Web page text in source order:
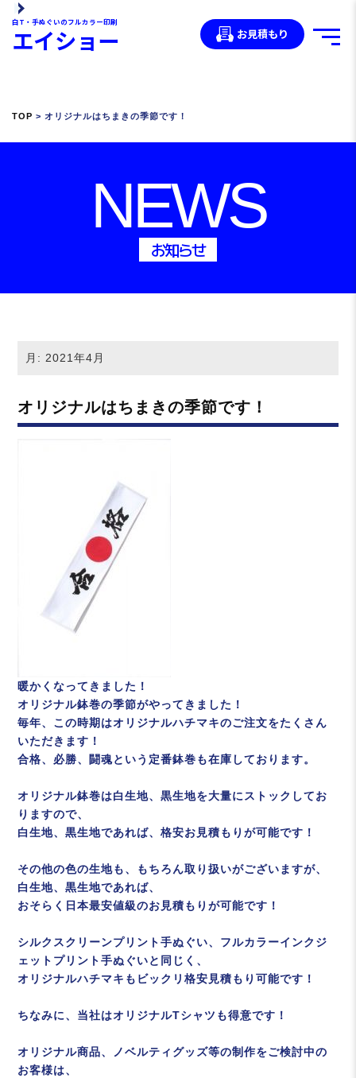
白T・手ぬぐいのフルカラー印刷
エイショー お見積もり
TOP > オリジナルはちまきの季節です！
NEWS
お知らせ
月: 2021年4月
オリジナルはちまきの季節です！
暖かくなってきました！
オリジナル鉢巻の季節がやってきました！
毎年、この時期はオリジナルハチマキのご注文をたくさん
いただきます！
合格、必勝、闘魂という定番鉢巻も在庫しております。
オリジナル鉢巻は白生地、黒生地を大量にストックしてお
りますので、
白生地、黒生地であれば、格安お見積もりが可能です！
その他の色の生地も、もちろん取り扱いがございますが、
白生地、黒生地であれば、
おそらく日本最安値級のお見積もりが可能です！
シルクスクリーンプリント手ぬぐい、フルカラーインクジ
ェットプリント手ぬぐいと同じく、
オリジナルハチマキもビックリ格安見積もり可能です！
ちなみに、当社はオリジナルTシャツも得意です！
オリジナル商品、ノベルティグッズ等の制作をご検討中の
お客様は、